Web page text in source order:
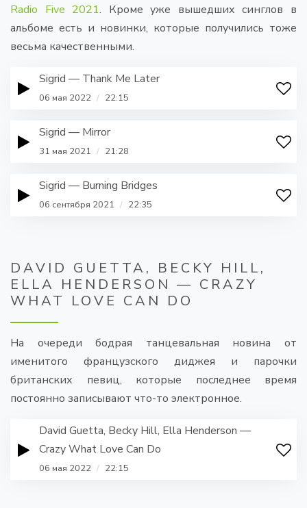
Radio Five 2021. Кроме уже вышедших синглов в
альбоме есть и новинки, которые получились тоже
весьма качественными.
Sigrid — Thank Me Later
06 мая 2022 / 22:15
Sigrid — Mirror
31 мая 2021 / 21:28
Sigrid — Burning Bridges
06 сентября 2021 / 22:35
DAVID GUETTA, BECKY HILL,
ELLA HENDERSON — CRAZY
WHAT LOVE CAN DO
На очереди бодрая танцевальная новина от
именитого французского диджея и парочки
британских певиц, которые последнее время
постоянно записывают что-то электронное.
David Guetta, Becky Hill, Ella Henderson —
Crazy What Love Can Do
06 мая 2022 / 22:15